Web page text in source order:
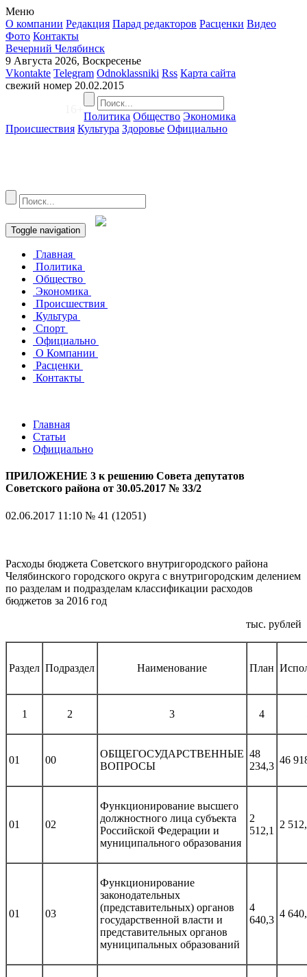
Меню
О компании Редакция Парад редакторов Расценки Видео
Фото Контакты
Вечерний Челябинск
9 Августа 2026, Воскресенье
Vkontakte Telegram Odnoklassniki Rss Карта сайта
свежий номер 20.02.2015
16+
Политика Общество Экономика
Происшествия Культура Здоровье Официально
Toggle navigation
Главная
Политика
Общество
Экономика
Происшествия
Культура
Спорт
Официально
О Компании
Расценки
Контакты
Главная
Статьи
Официально
ПРИЛОЖЕНИЕ 3 к решению Совета депутатов
Советского района от 30.05.2017 № 33/2
02.06.2017 11:10 № 41 (12051)
Расходы бюджета Советского внутригородского района
Челябинского городского округа с внутригородским делением
по разделам и подразделам классификации расходов
бюджетов за 2016 год
тыс. рублей
Раздел Подраздел Наименование План
1 2 3 4
01 00
ОБЩЕГОСУДАРСТВЕННЫЕ
ВОПРОСЫ
48
234,3
46
01 02
Функционирование высшего
должностного лица субъекта
Российской Федерации и
муниципального образования
2
512,1
2
01 03
Функционирование
законодательных
(представительных) органов
государственной власти и
представительных органов
муниципальных образований
4
640,3
4